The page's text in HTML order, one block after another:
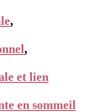
,
,
et lien
en sommeil